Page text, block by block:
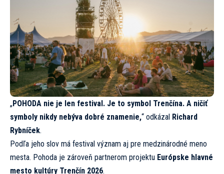
„POHODA nie je len festival. Je to symbol Trenčína. A ničiť
symboly nikdy nebýva dobré znamenie,“ odkázal Richard
Rybníček.
Podľa jeho slov má festival význam aj pre medzinárodné meno
mesta. Pohoda je zároveň partnerom projektu Európske hlavné
mesto kultúry Trenčín 2026.